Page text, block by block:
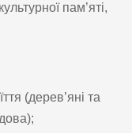
пам’яті,
(дерев’яні та